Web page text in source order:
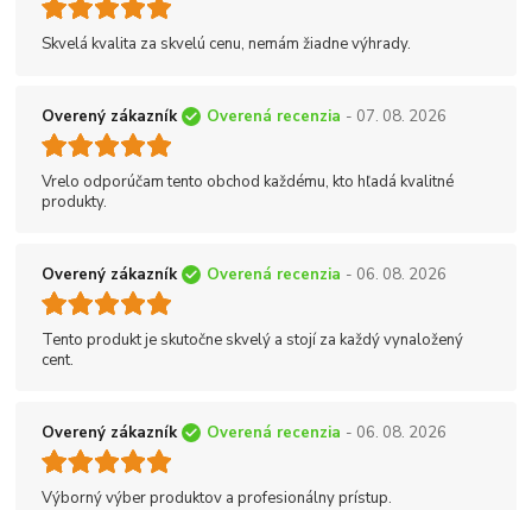
Skvelá kvalita za skvelú cenu, nemám žiadne výhrady.
Overený zákazník Overená recenzia - 07. 08. 2026
Vrelo odporúčam tento obchod každému, kto hľadá kvalitné
produkty.
Overený zákazník Overená recenzia - 06. 08. 2026
Tento produkt je skutočne skvelý a stojí za každý vynaložený
cent.
Overený zákazník Overená recenzia - 06. 08. 2026
Výborný výber produktov a profesionálny prístup.